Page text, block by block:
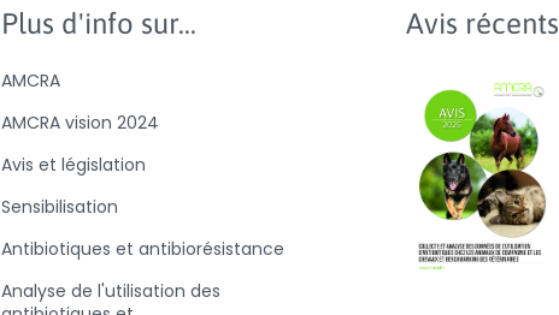
Plus d'info sur...
AMCRA
AMCRA vision 2024
Avis et législation
Sensibilisation
Antibiotiques et antibiorésistance
Analyse de l'utilisation des
Avis récents